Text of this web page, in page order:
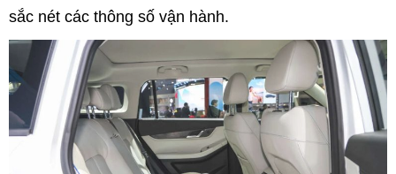
sắc nét các thông số vận hành.